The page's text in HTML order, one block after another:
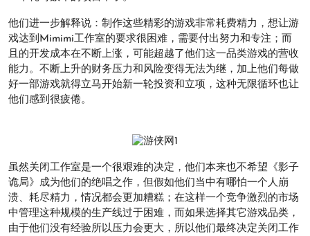
他们进一步解释说：制作这些精彩的游戏非常耗费精力，想让游
戏达到Mimimi工作室的要求很困难，需要付出努力和专注；而
且的开发成本在不断上涨，可能超越了他们这一品类游戏的营收
能力。不断上升的财务压力和风险变得无法为继，加上他们每做
好一部游戏就得立马开始新一轮投资和立项，这种无限循环也让
他们感到很疲倦。
虽然关闭工作室是一个很艰难的决定，他们本来也不希望《影子
诡局》成为他们的绝唱之作，但假如他们当中有哪怕一个人崩
溃、耗尽精力，情况都会更加糟糕；在这样一个竞争激烈的市场
中管理这种规模的生产线过于困难，而如果选择其它游戏品类，
由于他们没有经验所以压力会更大，所以他们最终决定关闭工作